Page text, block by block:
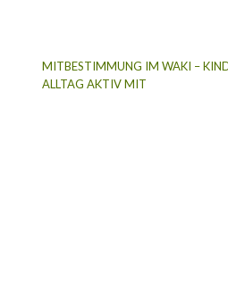
MITBESTIMMUNG IM WAKI –
ALLTAG AKTIV MIT